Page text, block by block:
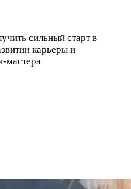
сильный старт в
карьеры и
мастера